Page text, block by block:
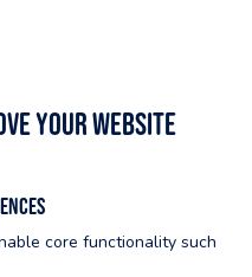
your website
core functionality such